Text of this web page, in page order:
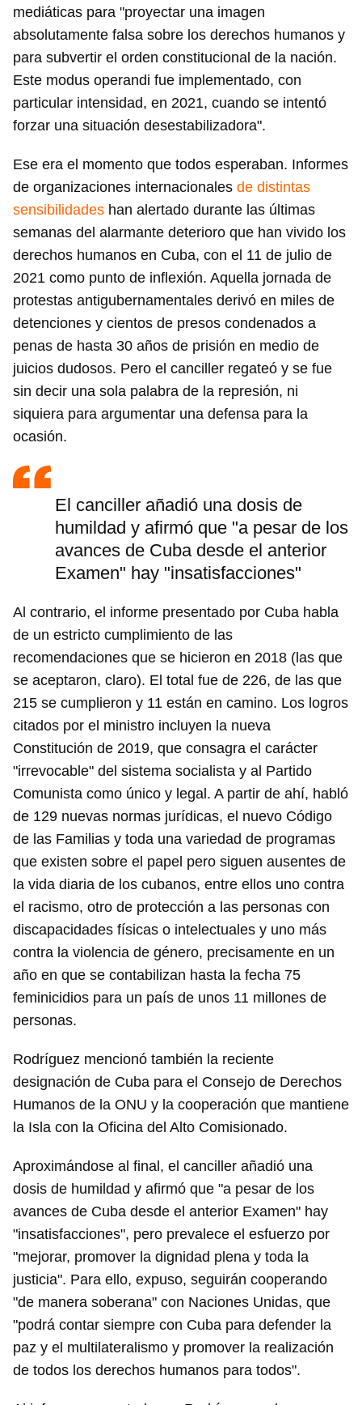
Guardar como favorito
iniciar sesión con tu cuenta de 14ymedio.
INICIAR SESIÓN CANCELAR
mediáticas para "proyectar una imagen
absolutamente falsa sobre los derechos humanos y
para subvertir el orden constitucional de la nación.
Este modus operandi fue implementado, con
particular intensidad, en 2021, cuando se intentó
forzar una situación desestabilizadora".
Ese era el momento que todos esperaban. Informes
de organizaciones internacionales de distintas
sensibilidades han alertado durante las últimas
semanas del alarmante deterioro que han vivido los
derechos humanos en Cuba, con el 11 de julio de
2021 como punto de inflexión. Aquella jornada de
protestas antigubernamentales derivó en miles de
detenciones y cientos de presos condenados a
penas de hasta 30 años de prisión en medio de
juicios dudosos. Pero el canciller regateó y se fue
sin decir una sola palabra de la represión, ni
siquiera para argumentar una defensa para la
ocasión.
El canciller añadió una dosis de
humildad y afirmó que "a pesar de los
avances de Cuba desde el anterior
Examen" hay "insatisfacciones"
Al contrario, el informe presentado por Cuba habla
de un estricto cumplimiento de las
recomendaciones que se hicieron en 2018 (las que
se aceptaron, claro). El total fue de 226, de las que
215 se cumplieron y 11 están en camino. Los logros
citados por el ministro incluyen la nueva
Constitución de 2019, que consagra el carácter
"irrevocable" del sistema socialista y al Partido
Comunista como único y legal. A partir de ahí, habló
de 129 nuevas normas jurídicas, el nuevo Código
de las Familias y toda una variedad de programas
que existen sobre el papel pero siguen ausentes de
la vida diaria de los cubanos, entre ellos uno contra
el racismo, otro de protección a las personas con
discapacidades físicas o intelectuales y uno más
contra la violencia de género, precisamente en un
año en que se contabilizan hasta la fecha 75
feminicidios para un país de unos 11 millones de
personas.
Rodríguez mencionó también la reciente
designación de Cuba para el Consejo de Derechos
Humanos de la ONU y la cooperación que mantiene
la Isla con la Oficina del Alto Comisionado.
Aproximándose al final, el canciller añadió una
dosis de humildad y afirmó que "a pesar de los
avances de Cuba desde el anterior Examen" hay
"insatisfacciones", pero prevalece el esfuerzo por
"mejorar, promover la dignidad plena y toda la
justicia". Para ello, expuso, seguirán cooperando
"de manera soberana" con Naciones Unidas, que
"podrá contar siempre con Cuba para defender la
paz y el multilateralismo y promover la realización
de todos los derechos humanos para todos".